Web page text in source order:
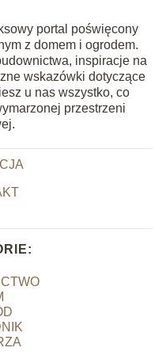
portal poświęcony
z domem i ogrodem.
inspiracje na
wskazówki dotyczące
u nas wszystko, co
przestrzeni